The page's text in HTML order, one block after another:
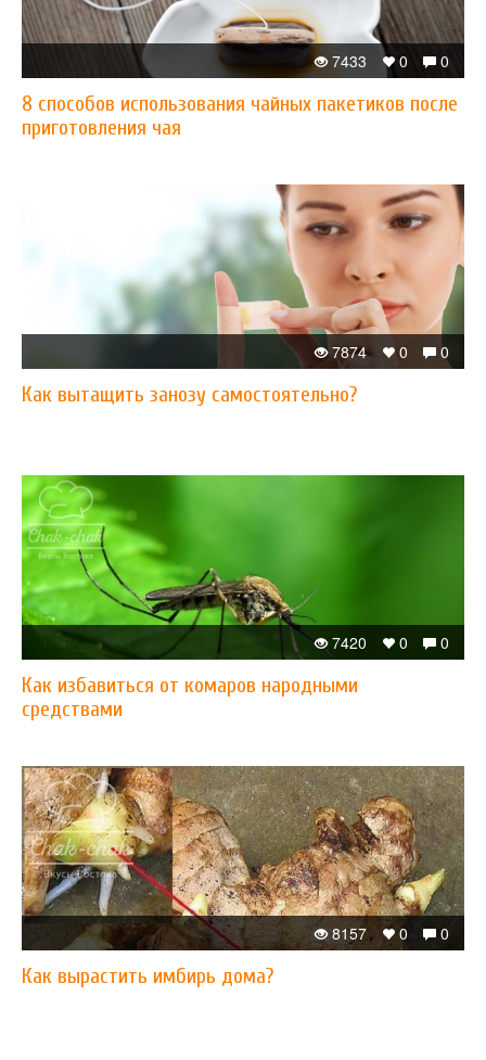
0
0
7433
8 способов использования чайных пакетиков после
приготовления чая
0
0
7874
Как вытащить занозу самостоятельно?
0
0
7420
Как избавиться от комаров народными
средствами
0
0
8157
Как вырастить имбирь дома?